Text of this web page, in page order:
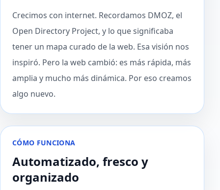
Crecimos con internet. Recordamos DMOZ, el
Open Directory Project, y lo que significaba
tener un mapa curado de la web. Esa visión nos
inspiró. Pero la web cambió: es más rápida, más
amplia y mucho más dinámica. Por eso creamos
algo nuevo.
CÓMO FUNCIONA
Automatizado, fresco y
organizado